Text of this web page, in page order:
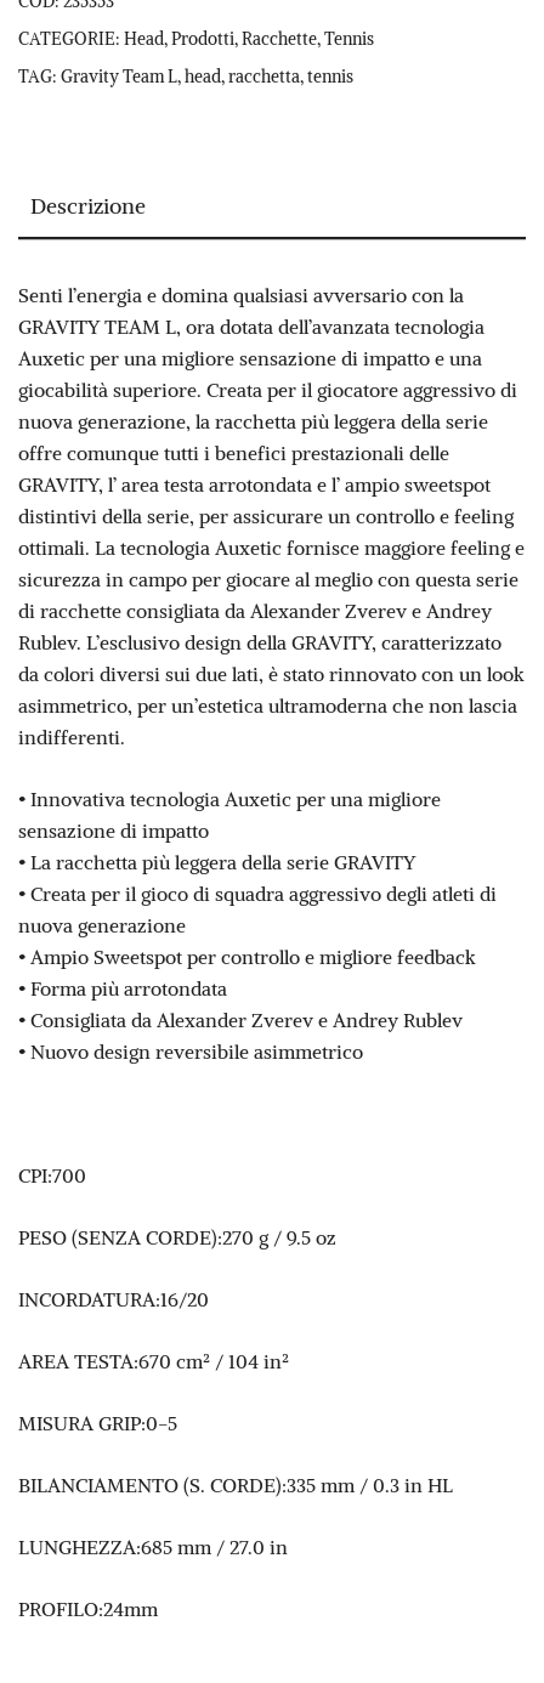
CATEGORIE: Head,Prodotti,Racchette,Tennis
TAG: Gravity Team L,head,racchetta,tennis
Descrizione
Senti l’energia e domina qualsiasi avversario con la
GRAVITY TEAM L, ora dotata dell’avanzata tecnologia
Auxetic per una migliore sensazione di impatto e una
giocabilità superiore. Creata per il giocatore aggressivo di
nuova generazione, la racchetta più leggera della serie
offre comunque tutti i benefici prestazionali delle
GRAVITY, l’ area testa arrotondata e l’ ampio sweetspot
distintivi della serie, per assicurare un controllo e feeling
ottimali. La tecnologia Auxetic fornisce maggiore feeling e
sicurezza in campo per giocare al meglio con questa serie
di racchette consigliata da Alexander Zverev e Andrey
Rublev. L’esclusivo design della GRAVITY, caratterizzato
da colori diversi sui due lati, è stato rinnovato con un look
asimmetrico, per un’estetica ultramoderna che non lascia
indifferenti.
• Innovativa tecnologia Auxetic per una migliore
sensazione di impatto
• La racchetta più leggera della serie GRAVITY
• Creata per il gioco di squadra aggressivo degli atleti di
nuova generazione
• Ampio Sweetspot per controllo e migliore feedback
• Forma più arrotondata
• Consigliata da Alexander Zverev e Andrey Rublev
• Nuovo design reversibile asimmetrico
CPI:700
PESO (SENZA CORDE):270 g / 9.5 oz
INCORDATURA:16/20
AREA TESTA:670 cm² / 104 in²
MISURA GRIP:0-5
BILANCIAMENTO (S. CORDE):335 mm / 0.3 in HL
LUNGHEZZA:685 mm / 27.0 in
PROFILO:24mm